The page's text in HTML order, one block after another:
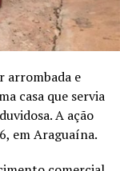
arrombada e
casa que servia
A ação
em Araguaína.